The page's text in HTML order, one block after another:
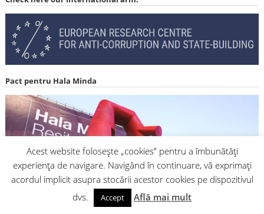
Pact pentru Hala Minda
Acest website folosește „cookies” pentru a îmbunătăți
experiența de navigare. Navigând în continuare, vă exprimați
acordul implicit asupra stocării acestor cookies pe dispozitivul
dvs.
Accept Află mai mult